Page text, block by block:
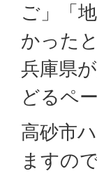
ご」「
かった
兵庫県
どるペ
高砂市
ますの